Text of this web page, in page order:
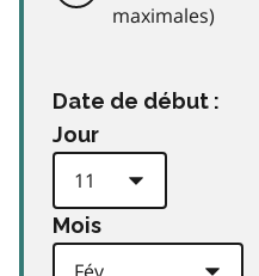
maximales)
Date de début :
Jour
Mois